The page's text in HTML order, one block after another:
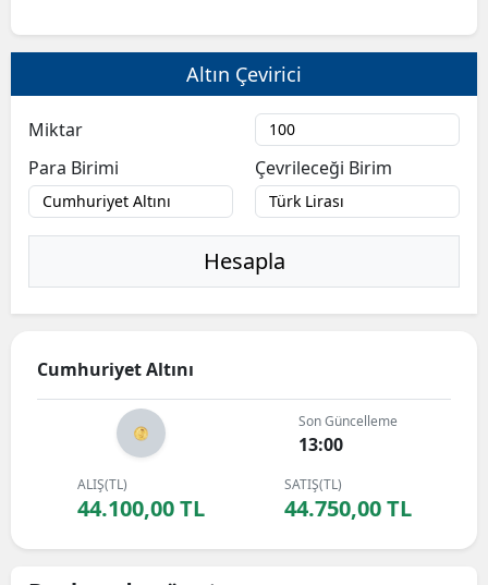
Altın Çevirici
Miktar
Para Birimi
Çevrileceği Birim
Hesapla
Cumhuriyet Altını
Son Güncelleme
13:00
ALIŞ(TL)
44.100,00 TL
SATIŞ(TL)
44.750,00 TL